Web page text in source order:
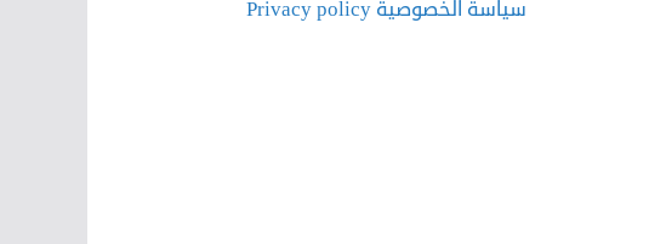
سياسة الخصوصية Privacy policy